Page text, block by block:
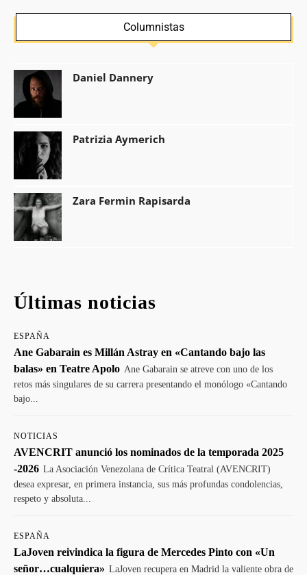
Columnistas
Daniel Dannery
Patrizia Aymerich
Zara Fermin Rapisarda
Últimas noticias
ESPAÑA
Ane Gabarain es Millán Astray en «Cantando bajo las
balas» en Teatre Apolo Ane Gabarain se atreve con uno de los
retos más singulares de su carrera presentando el monólogo «Cantando
bajo...
NOTICIAS
AVENCRIT anunció los nominados de la temporada 2025
-2026 La Asociación Venezolana de Crítica Teatral (AVENCRIT)
desea expresar, en primera instancia, sus más profundas condolencias,
respeto y absoluta...
ESPAÑA
LaJoven reivindica la figura de Mercedes Pinto con «Un
señor…cualquiera» LaJoven recupera en Madrid la valiente obra de